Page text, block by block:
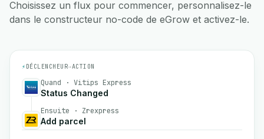
Choisissez un flux pour commencer, personnalisez-le
dans le constructeur no-code de eGrow et activez-le.
⚡ DÉCLENCHEUR→ACTION
Quand · Vitips Express
Status Changed
Ensuite · Zrexpress
Add parcel